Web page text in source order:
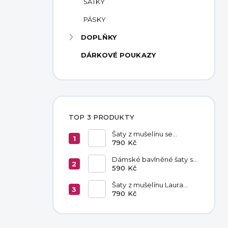
PÁSKY
DOPLŇKY
DÁRKOVÉ POUKAZY
TOP 3 PRODUKTY
Šaty z mušelínu se
zavazováním v pase
790 Kč
Dámské bavlněné šaty s
kapsami Black
590 Kč
Šaty z mušelínu Laura
Fuchsia
790 Kč